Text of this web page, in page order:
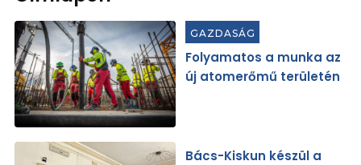
GAZDASÁG
Folyamatos a munka az
új atomerőmű területén
Bács-Kiskun készül a